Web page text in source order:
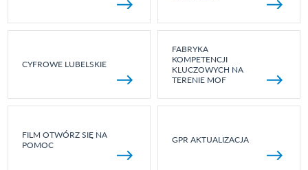
CYFROWE LUBELSKIE
FABRYKA
KOMPETENCJI
KLUCZOWYCH NA
TERENIE MOF
FILM OTWÓRZ SIĘ NA
POMOC
GPR AKTUALIZACJA